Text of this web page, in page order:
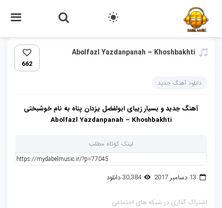
Abolfazl Yazdanpanah – Khoshbakhti
662
دانلود آهنگ جدید
آهنگ جدید و بسیار زیبای ابولفضل یزدان پناه به نامخوشبختی
Abolfazl Yazdanpanah – Khoshbakhti
لینک کوتاه مطلب
30,384 دانلود
اشتراک گذاری در شبکه های اجتماعی